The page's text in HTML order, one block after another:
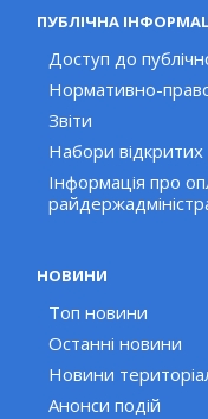
ПУБЛІЧНА
Доступ до
Нормативно-
Звіти
Набори
Інформація про
НОВИНИ
Топ новини
Останні новини
Новини
Анонси подій